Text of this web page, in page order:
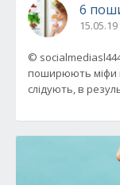
6
15.05.19
©
поширюють міфи
слідують, в